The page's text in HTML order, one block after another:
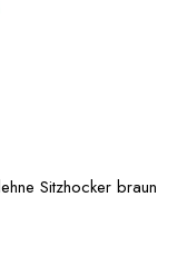
Sitzhocker braun